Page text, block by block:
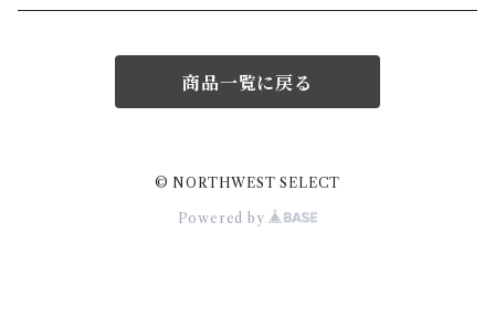
Atelier d'antan (ｳｪｱ)
Atelier d'antan (ｱｸｾｻﾘｰ)
ガラスの保存瓶
工房アイザワ(新潟)
ninon(白樺ﾌﾞﾛｰﾁ)
Rorstrand・Gefle
ラトビアの民芸品
Coltello (ｶﾄﾗﾘｰ)
Bjorklund (ｹｰｷｻｰﾊﾞｰ)
Creamore Mill (木製品)
商品一覧に戻る
© NORTHWEST SELECT
Powered by